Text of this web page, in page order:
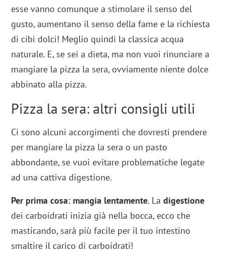
esse vanno comunque a stimolare il senso del
gusto, aumentano il senso della fame e la richiesta
di cibi dolci! Meglio quindi la classica acqua
naturale. E, se sei a dieta, ma non vuoi rinunciare a
mangiare la pizza la sera, ovviamente niente dolce
abbinato alla pizza.
Pizza la sera: altri consigli utili
Ci sono alcuni accorgimenti che dovresti prendere
per mangiare la pizza la sera o un pasto
abbondante, se vuoi evitare problematiche legate
ad una cattiva digestione.
Per prima cosa: mangia lentamente. Ladigestione
dei carboidrati inizia già nella bocca, ecco che
masticando, sarà più facile per il tuo intestino
smaltire il carico di carboidrati!